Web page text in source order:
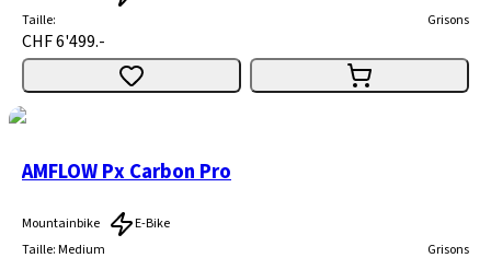
Taille: Grisons
CHF 6'499.-
AMFLOW Px Carbon Pro
Mountainbike
E-Bike
Taille:Medium Grisons